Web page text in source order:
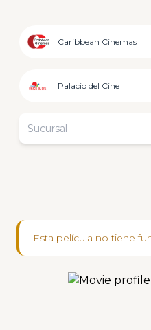
Caribbean Cinemas
Palacio del Cine
Sucursal
Esta película no tiene